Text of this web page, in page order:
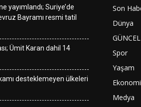
yayımlandı; Suriye’de
Bayramı resmi tatil
Ümit Karan dahil 14
desteklemeyen ülkeleri
Son
Dünya
GÜNCEL
Spor
Yaşam
Ekonomi
Medya